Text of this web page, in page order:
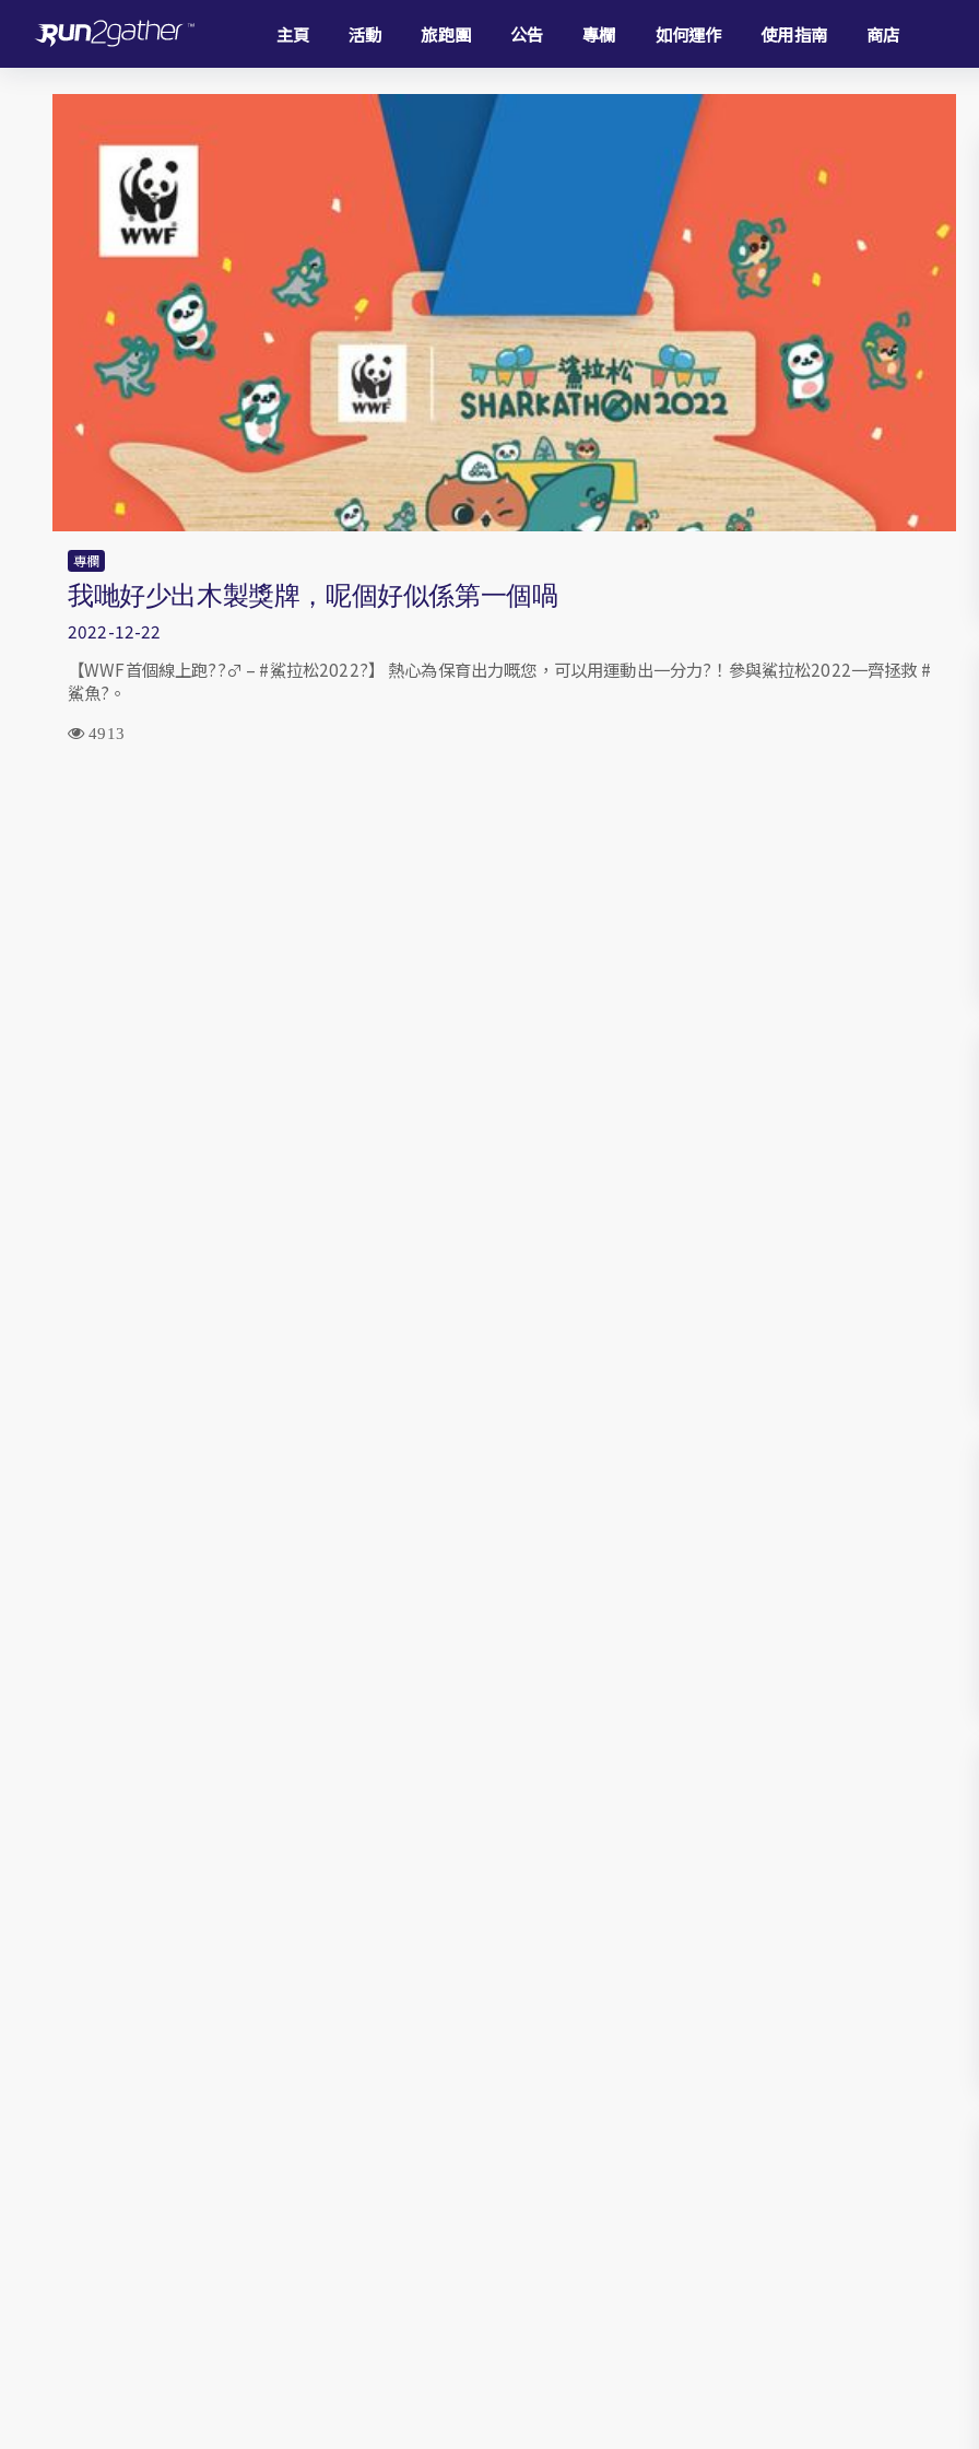
主頁 活動 旅跑團 公告 專欄 如何運作 使用指南 商店
專欄
我哋好少出木製獎牌，呢個好似係第一個喎
2022-12-22
【WWF首個線上跑??‍♂️ – #鯊拉松2022?】 熱心為保育出力嘅您，可以用運動出一分力?！參與鯊拉松2022一齊拯救 #
鯊魚?。
4913